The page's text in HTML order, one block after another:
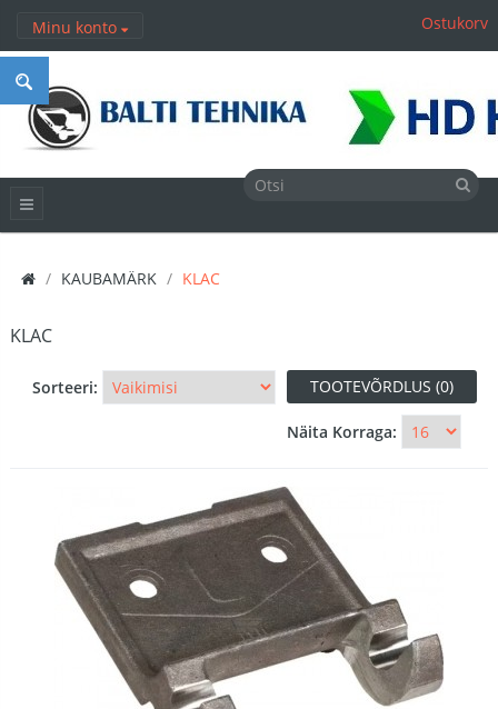
Minu konto Ostukorv
KAUBAMÄRK KLAC
KLAC
TOOTEVÕRDLUS (0)
Sorteeri:
Näita Korraga: